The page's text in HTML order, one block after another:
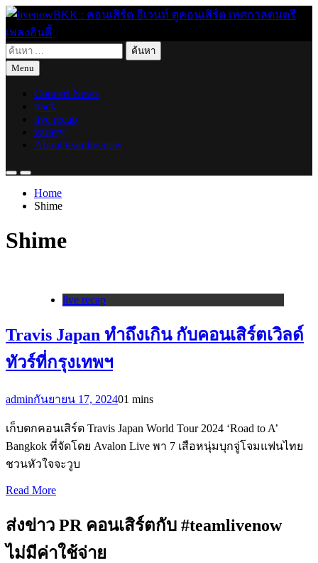
Skip
content
livenowBKK : คอนเสิร์ต อีเวนท์ ดูคอนเสิร์ต เทศกาลดนตรี เพลง
อินดี้
live for today
ค้นหา
สำหรับ:
Menu
Concert News
track
live recap
variety
About teamlivenow
Home
Shime
Shime
live recap
Travis Japan ทำถึงเกิน กับคอนเสิร์ตเวิลด์
ทัวร์ที่กรุงเทพฯ
adminกันยายน 17, 202401 mins
เก็บตกคอนเสิร์ต Travis Japan World Tour 2024 ‘Road to A’
Bangkok ที่จัดโดย Avalon Live พา 7 เสือหนุ่มบุกจู่โจมแฟนไทย
ชวนหัวใจจะวูบ
Read More
ส่งข่าว PR คอนเสิร์ตกับ #teamlivenow
ไม่มีค่าใช้จ่าย